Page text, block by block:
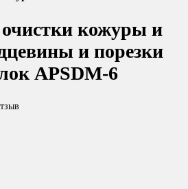
кожуры и
и порезки
APSDM-6